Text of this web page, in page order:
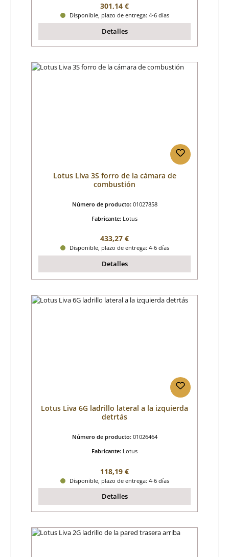
Precio normal:
301,14 €
Disponible, plazo de entrega: 4-6 días
Detalles
Lotus Liva 3S forro de la cámara de
combustión
Número de producto: 01027858
Fabricante: Lotus
Precio normal:
433,27 €
Disponible, plazo de entrega: 4-6 días
Detalles
Lotus Liva 6G ladrillo lateral a la izquierda
detrtás
Número de producto: 01026464
Fabricante: Lotus
Precio normal:
118,19 €
Disponible, plazo de entrega: 4-6 días
Detalles